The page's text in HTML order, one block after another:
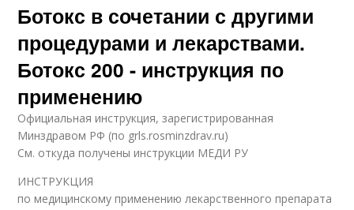
Ботокс в сочетании с другими
процедурами и лекарствами.
Ботокс 200 - инструкция по
применению
Официальная инструкция, зарегистрированная
Минздравом РФ (по grls.rosminzdrav.ru)
См. откуда получены инструкции МЕДИ РУ
ИНСТРУКЦИЯ
по медицинскому применению лекарственного препарата